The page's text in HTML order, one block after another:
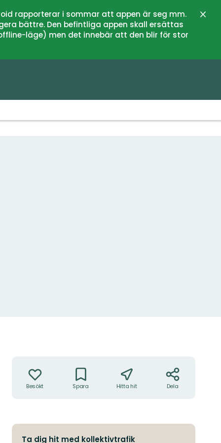
rapporterar i sommar att appen är seg mm.
bättre. Den befintliga appen skall ersättas
läge) men det innebär att den blir för stor
Besökt Spara Hitta hit Dela
Ta dig hit med kollektivtrafik